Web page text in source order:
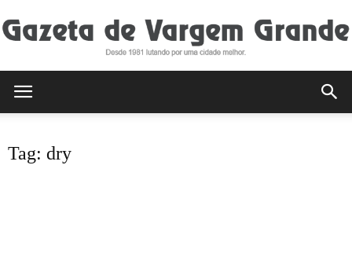
Tag: dry